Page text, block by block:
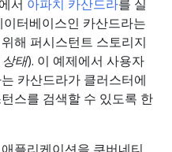
서 아파치 카산드라를 실
터베이스인 카산드라는
해 퍼시스턴트 스토리지
상태). 이 예제에서 사용자
카산드라가 클러스터에
스를 검색할 수 있도록 한